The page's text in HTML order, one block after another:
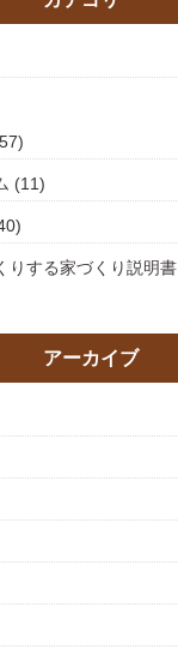
(11)
りする家づくり説明書
アーカイブ